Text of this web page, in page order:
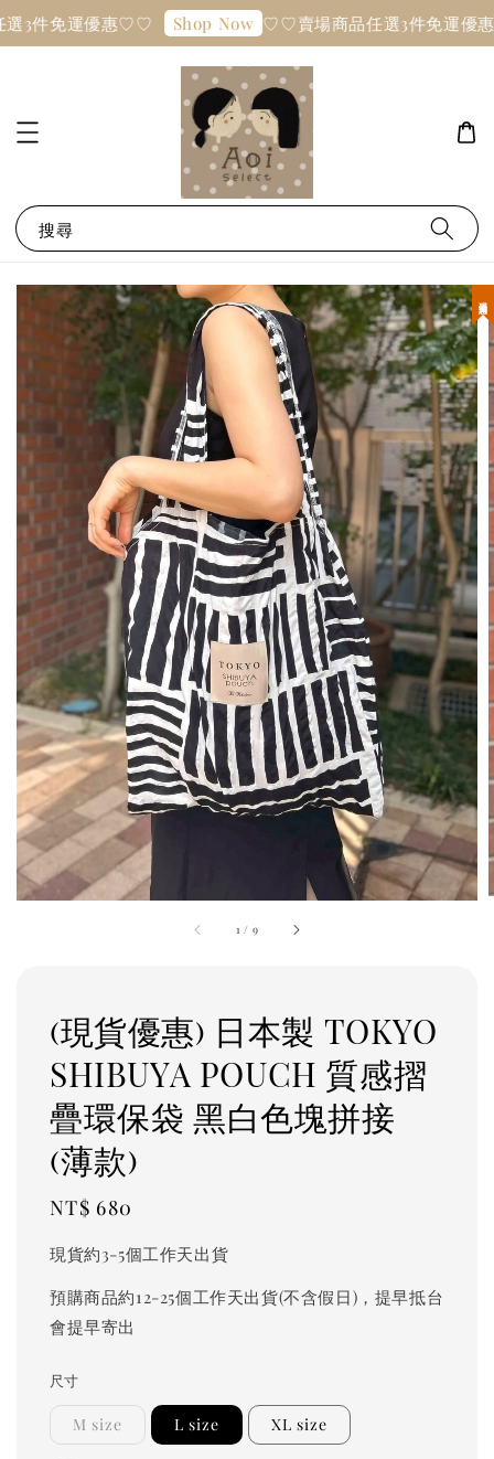
3件免運優惠♡♡ Shop Now ♡♡賣場商品任選3件免運優
搜尋
1 / 9
(現貨優惠) 日本製 TOKYO
SHIBUYA POUCH 質感摺
疊環保袋 黑白色塊拼接
(薄款)
Regular
NT$ 680
現貨約3-5個工作天出貨
預購商品約12-25個工作天出貨(不含假日)，提早抵台
會提早寄出
尺寸
M size L size XL size